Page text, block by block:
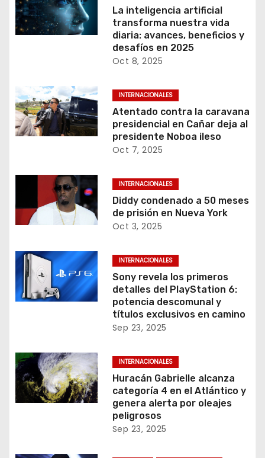
La inteligencia artificial
transforma nuestra vida
diaria: avances, beneficios y
desafíos en 2025
Oct 8, 2025
INTERNACIONALES
Atentado contra la caravana
presidencial en Cañar deja al
presidente Noboa ileso
Oct 7, 2025
INTERNACIONALES
Diddy condenado a 50 meses
de prisión en Nueva York
Oct 3, 2025
INTERNACIONALES
Sony revela los primeros
detalles del PlayStation 6:
potencia descomunal y
títulos exclusivos en camino
Sep 23, 2025
INTERNACIONALES
Huracán Gabrielle alcanza
categoría 4 en el Atlántico y
genera alerta por oleajes
peligrosos
Sep 23, 2025